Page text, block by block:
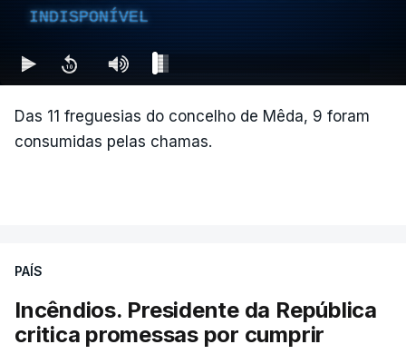
INDISPONÍVEL
Das 11 freguesias do concelho de Mêda, 9 foram
consumidas pelas chamas.
PAÍS
Incêndios. Presidente da República
critica promessas por cumprir